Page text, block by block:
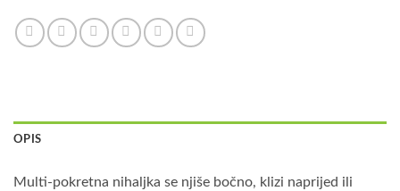
OPIS
Multi-pokretna nihaljka se njiše bočno, klizi naprijed ili